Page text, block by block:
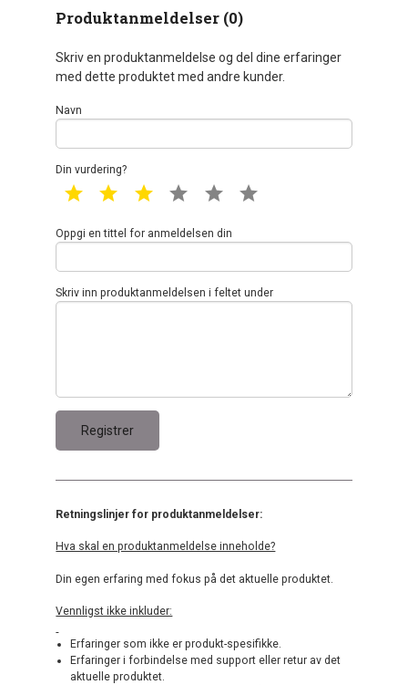
Produktanmeldelser (0)
Skriv en produktanmeldelse og del dine erfaringer
med dette produktet med andre kunder.
Navn
Din vurdering?
1 star 2 star 3 star 4 star 5 star
Oppgi en tittel for anmeldelsen din
Skriv inn produktanmeldelsen i feltet under
Retningslinjer for produktanmeldelser:
Hva skal en produktanmeldelse inneholde?
Din egen erfaring med fokus på det aktuelle produktet.
Vennligst ikke inkluder:
Erfaringer som ikke er produkt-spesifikke.
Erfaringer i forbindelse med support eller retur av det
aktuelle produktet.